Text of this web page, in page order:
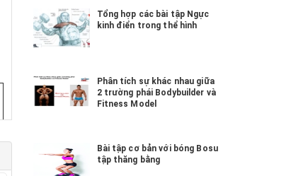
Tổng hợp các bài tập Ngực
kinh điển trong thể hình
Phân tích sự khác nhau giữa
2 trường phái Bodybuilder và
Fitness Model
Bài tập cơ bản với bóng Bosu
tập thăng bằng